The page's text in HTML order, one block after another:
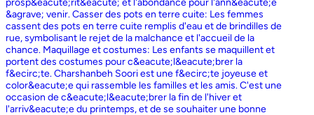
prosp&eacute;rit&eacute; et l'abondance pour l'ann&eacute;e
&agrave; venir. Casser des pots en terre cuite: Les femmes
cassent des pots en terre cuite remplis d'eau et de brindilles de
rue, symbolisant le rejet de la malchance et l'accueil de la
chance. Maquillage et costumes: Les enfants se maquillent et
portent des costumes pour c&eacute;l&eacute;brer la
f&ecirc;te. Charshanbeh Soori est une f&ecirc;te joyeuse et
color&eacute;e qui rassemble les familles et les amis. C'est une
occasion de c&eacute;l&eacute;brer la fin de l'hiver et
l'arriv&eacute;e du printemps, et de se souhaiter une bonne